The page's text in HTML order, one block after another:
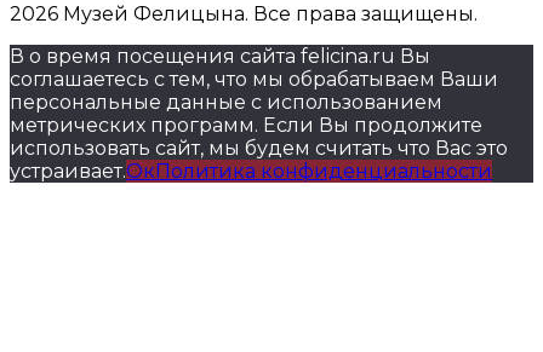
2026 Музей Фелицына. Все права защищены.
В о время посещения сайта felicina.ru Вы
соглашаетесь с тем, что мы обрабатываем Ваши
персональные данные с использованием
метрических программ. Если Вы продолжите
использовать сайт, мы будем считать что Вас это
устраивает.ОкПолитика конфиденциальности